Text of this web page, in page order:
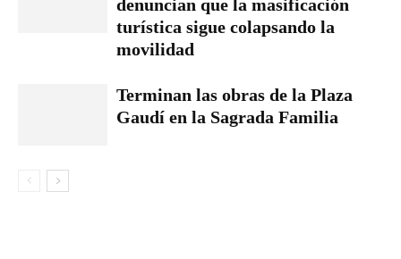
denuncian que la masificación
turística sigue colapsando la
movilidad
Terminan las obras de la Plaza
Gaudí en la Sagrada Familia